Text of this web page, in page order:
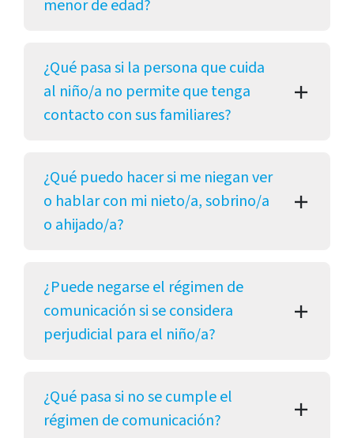
menor de edad?
¿Qué pasa si la persona que cuida
al niño/a no permite que tenga
contacto con sus familiares?
¿Qué puedo hacer si me niegan ver
o hablar con mi nieto/a, sobrino/a
o ahijado/a?
¿Puede negarse el régimen de
comunicación si se considera
perjudicial para el niño/a?
¿Qué pasa si no se cumple el
régimen de comunicación?